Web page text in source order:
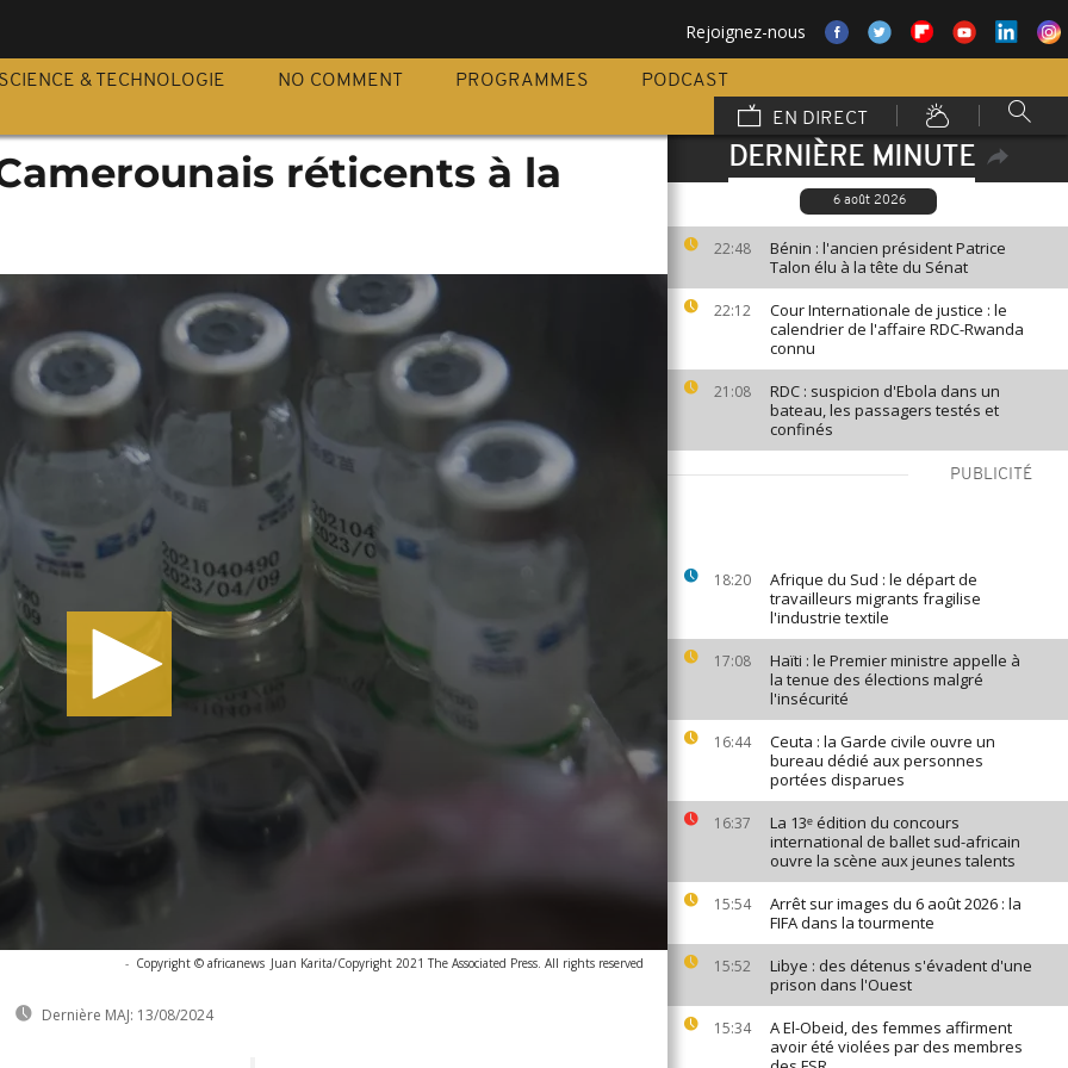
Rejoignez-nous
SCIENCE & TECHNOLOGIE NO COMMENT PROGRAMMES
PODCAST
EN DIRECT
DERNIÈRE MINUTE
6 août 2026
22:48
Bénin : l'ancien président Patrice
Talon élu à la tête du Sénat
22:12
Cour Internationale de justice : le
calendrier de l'affaire RDC-Rwanda
connu
21:08
RDC : suspicion d'Ebola dans un
bateau, les passagers testés et
confinés
PUBLICITÉ
18:20
Afrique du Sud : le départ de
travailleurs migrants fragilise
l'industrie textile
17:08
Haïti : le Premier ministre appelle à
la tenue des élections malgré
l'insécurité
16:44
Ceuta : la Garde civile ouvre un
bureau dédié aux personnes
portées disparues
16:37
La 13ᵉ édition du concours
international de ballet sud-africain
ouvre la scène aux jeunes talents
15:54
Arrêt sur images du 6 août 2026 : la
FIFA dans la tourmente
15:52
Libye : des détenus s'évadent d'une
prison dans l'Ouest
15:34
A El-Obeid, des femmes affirment
avoir été violées par des membres
réticents à la
- Copyright © africanews Juan Karita/Copyright 2021 The Associated Press. All rights reserved
Dernière MAJ: 13/08/2024